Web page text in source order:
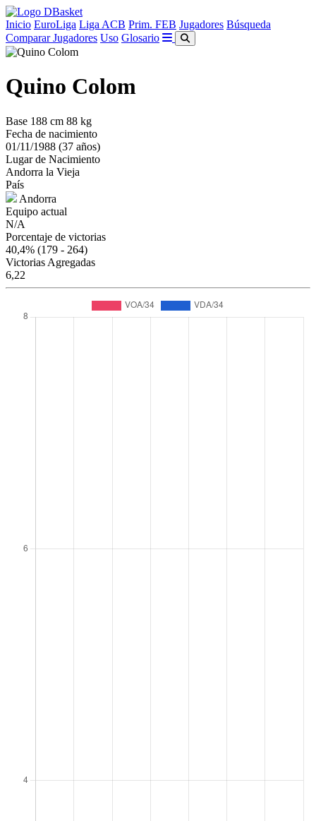
Inicio EuroLiga Liga ACB Prim. FEB Jugadores Búsqueda
Comparar Jugadores Uso Glosario
Quino Colom
Base 188 cm 88 kg
Fecha de nacimiento
01/11/1988 (37 años)
Lugar de Nacimiento
Andorra la Vieja
País
Andorra
Equipo actual
N/A
Porcentaje de victorias
40,4% (179 - 264)
Victorias Agregadas
6,22